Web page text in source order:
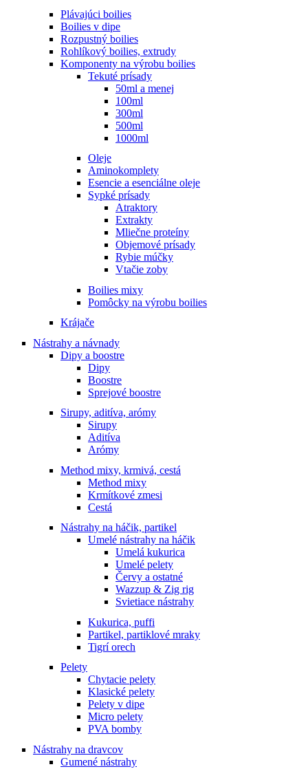
Plávajúci boilies
Boilies v dipe
Rozpustný boilies
Rohlíkový boilies, extrudy
Komponenty na výrobu boilies
Tekuté prísady
50ml a menej
100ml
300ml
500ml
1000ml
Oleje
Aminokomplety
Esencie a esenciálne oleje
Sypké prísady
Atraktory
Extrakty
Mliečne proteíny
Objemové prísady
Rybie múčky
Vtačie zoby
Boilies mixy
Pomôcky na výrobu boilies
Krájače
Nástrahy a návnady
Dipy a boostre
Dipy
Boostre
Sprejové boostre
Sirupy, aditíva, arómy
Sirupy
Aditíva
Arómy
Method mixy, krmivá, cestá
Method mixy
Krmítkové zmesi
Cestá
Nástrahy na háčik, partikel
Umelé nástrahy na háčik
Umelá kukurica
Umelé pelety
Červy a ostatné
Wazzup & Zig rig
Svietiace nástrahy
Kukurica, puffi
Partikel, partiklové mraky
Tigrí orech
Pelety
Chytacie pelety
Klasické pelety
Pelety v dipe
Micro pelety
PVA bomby
Nástrahy na dravcov
Gumené nástrahy